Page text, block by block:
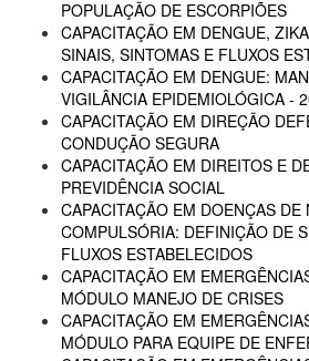
POPULAÇÃO DE ESCORPIÕES
CAPACITAÇÃO EM DENGUE,
SINAIS, SINTOMAS E FLUXOS
CAPACITAÇÃO EM DENGUE:
VIGILÂNCIA EPIDEMIOLÓGICA -
CAPACITAÇÃO EM DIREÇÃO
CONDUÇÃO SEGURA
CAPACITAÇÃO EM DIREITOS E
PREVIDÊNCIA SOCIAL
CAPACITAÇÃO EM DOENÇAS DE
COMPULSÓRIA: DEFINIÇÃO DE
FLUXOS ESTABELECIDOS
CAPACITAÇÃO EM
MÓDULO MANEJO DE CRISES
CAPACITAÇÃO EM
MÓDULO PARA EQUIPE DE